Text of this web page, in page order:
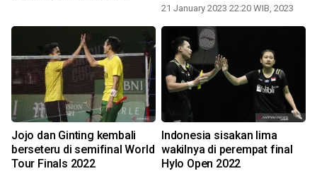
21 January 2023 22:20 WIB, 2023
Jojo dan Ginting kembali
berseteru di semifinal World
Tour Finals 2022
Indonesia sisakan lima
wakilnya di perempat final
Hylo Open 2022